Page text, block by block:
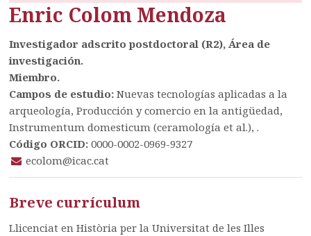
Enric Colom Mendoza
Investigador adscrito postdoctoral (R2), Área de
investigación.
Miembro.
Campos de estudio:Nuevas tecnologías aplicadas a la
arqueología, Producción y comercio en la antigüedad,
Instrumentum domesticum (ceramología et al.), .
Código ORCID: 0000-0002-0969-9327
ecolom@icac.cat
Breve currículum
Llicenciat en Història per la Universitat de les Illes